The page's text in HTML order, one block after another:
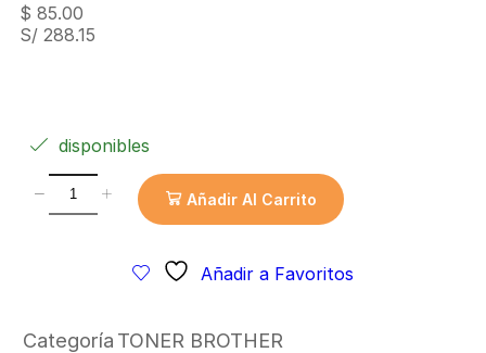
$ 85.00
S/ 288.15
disponibles
Añadir Al Carrito
Añadir a Favoritos
Categoría TONER BROTHER